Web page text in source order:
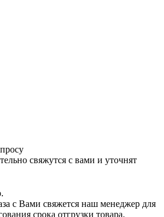
свяжутся с вами и уточнят
с Вами свяжется наш менеджер для
срока отгрузки товара.